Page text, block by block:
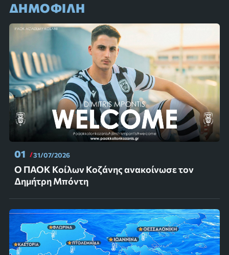
ΔΗΜΟΦΙΛΗ
01 31/07/2026
Ο ΠΑΟΚ Κοίλων Κοζάνης ανακοίνωσε τον
Δημήτρη Μπόντη